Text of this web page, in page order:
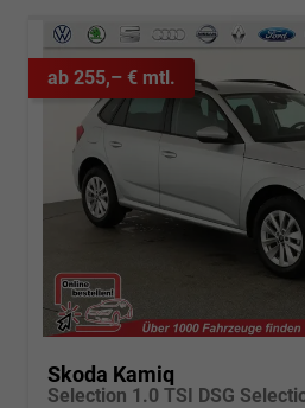
ab 255,– € mtl.
Skoda Kamiq